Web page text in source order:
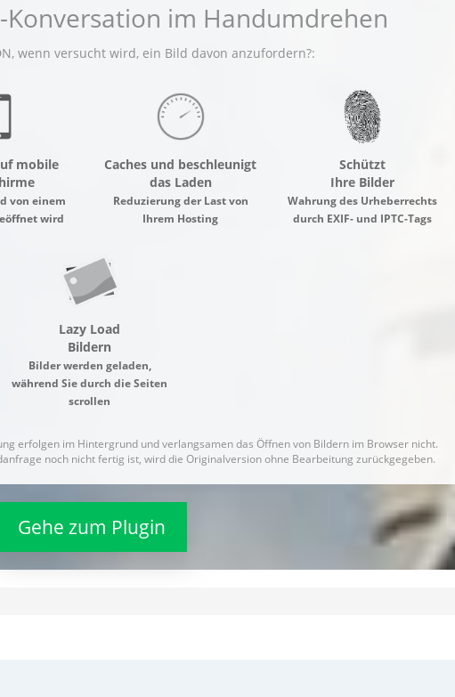
Konversation im Handumdrehen
wenn versucht wird, ein Bild davon anzufordern?:
mobile
von einem
wird
Caches und beschleunigt
das Laden
Reduzierung der Last von
Ihrem Hosting
Schützt
Ihre Bilder
Wahrung des Urheberrechts
durch EXIF- und IPTC-Tags
Lazy Load
Bildern
Bilder werden geladen,
während Sie durch die Seiten
scrollen
erfolgen im Hintergrund und verlangsamen das Öffnen von Bildern im Browser nicht.
noch nicht fertig ist, wird die Originalversion ohne Bearbeitung zurückgegeben.
Gehe zum Plugin